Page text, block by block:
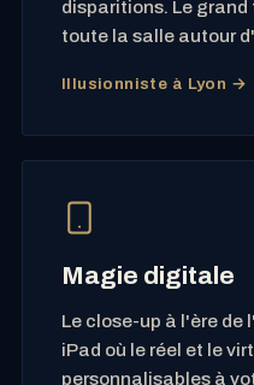
disparitions. Le
toute la salle autour
Illusionniste à Lyon →
Magie digitale
Le close-up à l'ère de
iPad où le réel et le
personnalisables à